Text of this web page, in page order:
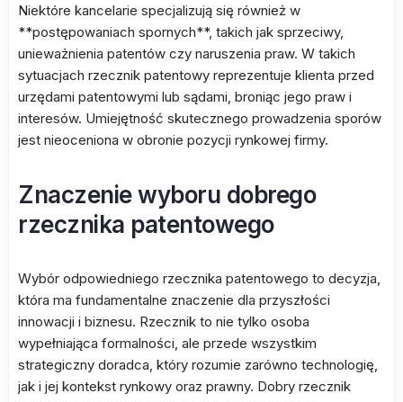
Niektóre kancelarie specjalizują się również w
**postępowaniach spornych**, takich jak sprzeciwy,
unieważnienia patentów czy naruszenia praw. W takich
sytuacjach rzecznik patentowy reprezentuje klienta przed
urzędami patentowymi lub sądami, broniąc jego praw i
interesów. Umiejętność skutecznego prowadzenia sporów
jest nieoceniona w obronie pozycji rynkowej firmy.
Znaczenie wyboru dobrego
rzecznika patentowego
Wybór odpowiedniego rzecznika patentowego to decyzja,
która ma fundamentalne znaczenie dla przyszłości
innowacji i biznesu. Rzecznik to nie tylko osoba
wypełniająca formalności, ale przede wszystkim
strategiczny doradca, który rozumie zarówno technologię,
jak i jej kontekst rynkowy oraz prawny. Dobry rzecznik